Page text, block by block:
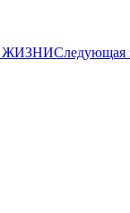
ЖИЗНИСледующая